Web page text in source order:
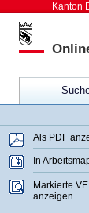
Als PDF
In
Markierte
anzeigen
Kanton